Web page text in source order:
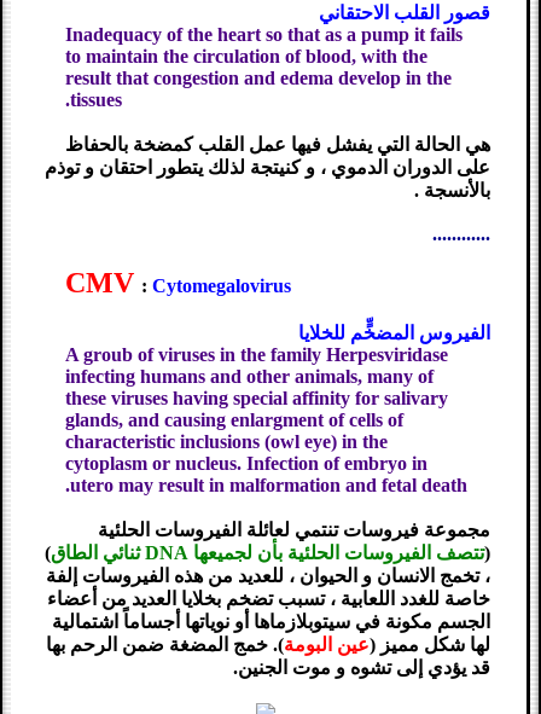
قصور القلب الاحتقاني
Inadequacy of the heart so that as a pump it fails
to maintain the circulation of blood, with the
result that congestion and edema develop in the
tissues.
هي الحالة التي يفشل فيها عمل القلب كمضخة بالحفاظ
على الدوران الدموي ، و كنيتجة لذلك يتطور احتقان و توذم
بالأنسجة .
............
CMV : Cytomegalovirus
الفيروس المضخٍّم للخلايا
A groub of viruses in the family Herpesviridase
infecting humans and other animals, many of
these viruses having special affinity for salivary
glands, and causing enlargment of cells of
characteristic inclusions (owl eye) in the
cytoplasm or nucleus. Infection of embryo in
utero may result in malformation and fetal death.
مجموعة فيروسات تنتمي لعائلة الفيروسات الحلئية
(تتصف الفيروسات الحلئية بأن لجميعها DNA ثنائي الطاق
)
، تخمج الانسان و الحيوان ، للعديد من هذه الفيروسات إلفة
خاصة للغدد اللعابية ، تسبب تضخم بخلايا العديد من أعضاء
الجسم مكونة في سيتوبلازماها أو نوياتها أجساماً اشتمالية
لها شكل مميز (عين البومة). خمج المضغة ضمن الرحم بها
قد يؤدي إلى تشوه و موت الجنين.